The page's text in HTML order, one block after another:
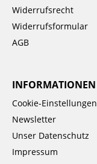
Widerrufsrecht
Widerrufsformular
AGB
INFORMATIONEN
Cookie-Einstellungen
Newsletter
Unser Datenschutz
Impressum